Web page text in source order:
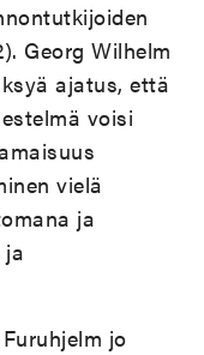
Georg Wilhelm
ajatus, että
voisi
vielä
ja
jo